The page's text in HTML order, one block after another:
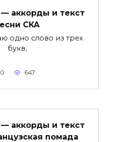
аккорды и текст
СКА
одно слово из трех
букв,
0 647
аккорды и текст
помада